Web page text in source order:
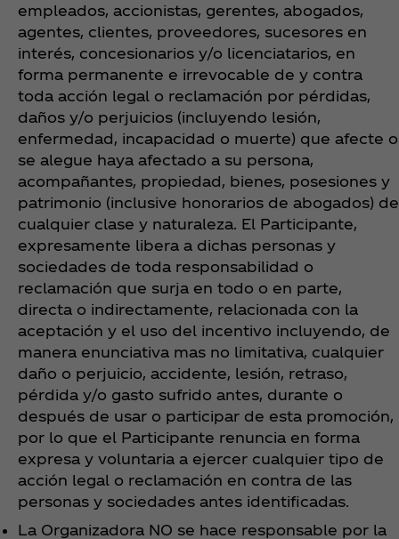
empleados, accionistas, gerentes, abogados,
agentes, clientes, proveedores, sucesores en
interés, concesionarios y/o licenciatarios, en
forma permanente e irrevocable de y contra
toda acción legal o reclamación por pérdidas,
daños y/o perjuicios (incluyendo lesión,
enfermedad, incapacidad o muerte) que afecte o
se alegue haya afectado a su persona,
acompañantes, propiedad, bienes, posesiones y
patrimonio (inclusive honorarios de abogados) de
cualquier clase y naturaleza. El Participante,
expresamente libera a dichas personas y
sociedades de toda responsabilidad o
reclamación que surja en todo o en parte,
directa o indirectamente, relacionada con la
aceptación y el uso del incentivo incluyendo, de
manera enunciativa mas no limitativa, cualquier
daño o perjuicio, accidente, lesión, retraso,
pérdida y/o gasto sufrido antes, durante o
después de usar o participar de esta promoción,
por lo que el Participante renuncia en forma
expresa y voluntaria a ejercer cualquier tipo de
acción legal o reclamación en contra de las
personas y sociedades antes identificadas.
La Organizadora NO se hace responsable por la